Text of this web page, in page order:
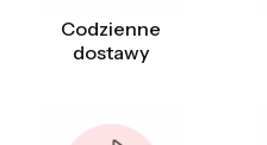
Codzienne
dostawy